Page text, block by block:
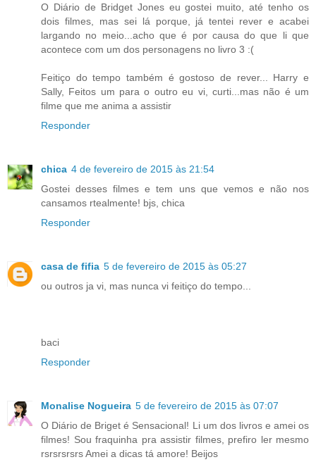
O Diário de Bridget Jones eu gostei muito, até tenho os
dois filmes, mas sei lá porque, já tentei rever e acabei
largando no meio...acho que é por causa do que li que
acontece com um dos personagens no livro 3 :(
Feitiço do tempo também é gostoso de rever... Harry e
Sally, Feitos um para o outro eu vi, curti...mas não é um
filme que me anima a assistir
Responder
chica 4 de fevereiro de 2015 às 21:54
Gostei desses filmes e tem uns que vemos e não nos
cansamos rtealmente! bjs, chica
Responder
casa de fifia 5 de fevereiro de 2015 às 05:27
ou outros ja vi, mas nunca vi feitiço do tempo...
baci
Responder
Monalise Nogueira 5 de fevereiro de 2015 às 07:07
O Diário de Briget é Sensacional! Li um dos livros e amei os
filmes! Sou fraquinha pra assistir filmes, prefiro ler mesmo
rsrsrsrsrs Amei a dicas tá amore! Beijos